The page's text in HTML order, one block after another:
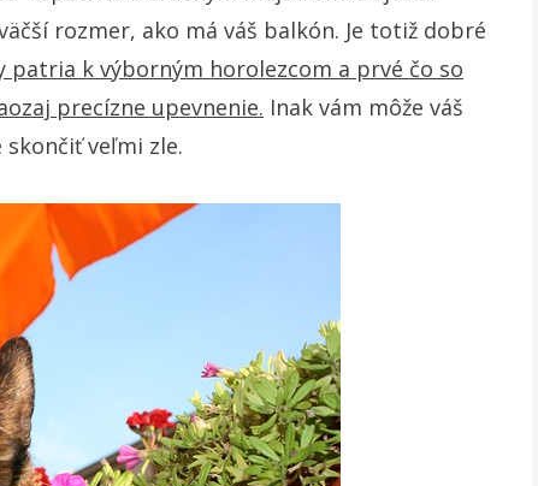
rozmer, ako má váš balkón. Je totiž dobré
patria k výborným horolezcom a prvé čo so
precízne upevnenie. Inak vám môže váš
veľmi zle.